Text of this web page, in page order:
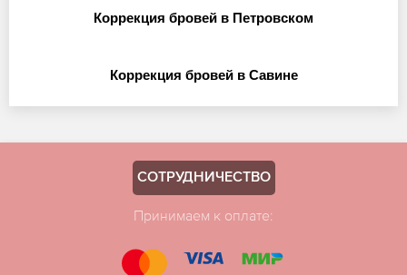
Коррекция бровей в Петровском
Коррекция бровей в Савине
СОТРУДНИЧЕСТВО
Принимаем к оплате: